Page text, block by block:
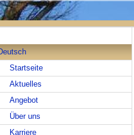
Startseite
Aktuelles
Angebot
Über uns
Karriere